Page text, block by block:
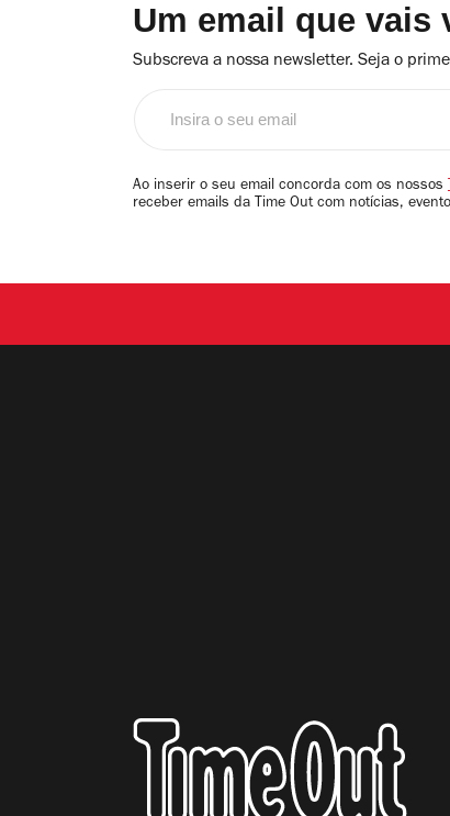
Um email que vais
Subscreva a nossa newsletter. Seja o
email
Ao inserir o seu email concorda com os nossos
receber emails da Time Out com notícias,